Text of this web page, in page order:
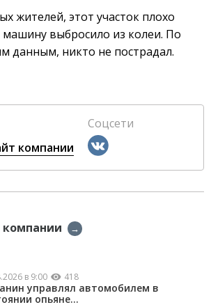
жителей, этот участок плохо
машину выбросило из колеи. По
данным, никто не пострадал.
компании
Соцсети
компании →
в 9:00 418
управлял автомобилем в
опьяне...